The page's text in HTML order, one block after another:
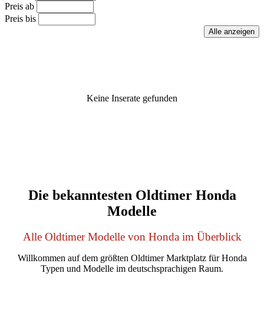
Preis ab
Preis bis
Keine Inserate gefunden
Die bekanntesten Oldtimer Honda
Modelle
Alle Oldtimer Modelle von Honda im Überblick
Willkommen auf dem größten Oldtimer Marktplatz für Honda
Typen und Modelle im deutschsprachigen Raum.